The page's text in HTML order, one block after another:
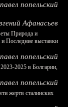
павел попельский
Афанасьев
Природа и
Последние выставки
павел попельский
2025 в Болгарии,
павел попельский
жертв сталинских